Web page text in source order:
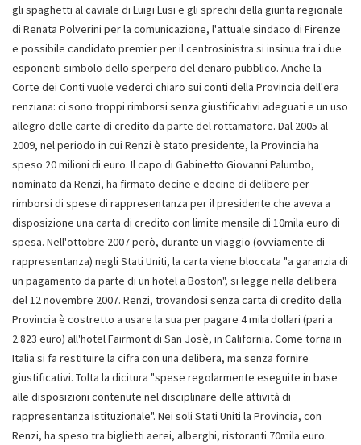
gli spaghetti al caviale di Luigi Lusi e gli sprechi della giunta regionale
di Renata Polverini per la comunicazione, l'attuale sindaco di Firenze
e possibile candidato premier per il centrosinistra si insinua tra i due
esponenti simbolo dello sperpero del denaro pubblico. Anche la
Corte dei Conti vuole vederci chiaro sui conti della Provincia dell'era
renziana: ci sono troppi rimborsi senza giustificativi adeguati e un uso
allegro delle carte di credito da parte del rottamatore. Dal 2005 al
2009, nel periodo in cui Renzi è stato presidente, la Provincia ha
speso 20 milioni di euro. Il capo di Gabinetto Giovanni Palumbo,
nominato da Renzi, ha firmato decine e decine di delibere per
rimborsi di spese di rappresentanza per il presidente che aveva a
disposizione una carta di credito con limite mensile di 10mila euro di
spesa. Nell'ottobre 2007 però, durante un viaggio (ovviamente di
rappresentanza) negli Stati Uniti, la carta viene bloccata "a garanzia di
un pagamento da parte di un hotel a Boston", si legge nella delibera
del 12 novembre 2007. Renzi, trovandosi senza carta di credito della
Provincia è costretto a usare la sua per pagare 4 mila dollari (pari a
2.823 euro) all'hotel Fairmont di San Josè, in California. Come torna in
Italia si fa restituire la cifra con una delibera, ma senza fornire
giustificativi. Tolta la dicitura "spese regolarmente eseguite in base
alle disposizioni contenute nel disciplinare delle attività di
rappresentanza istituzionale". Nei soli Stati Uniti la Provincia, con
Renzi, ha speso tra biglietti aerei, alberghi, ristoranti 70mila euro.